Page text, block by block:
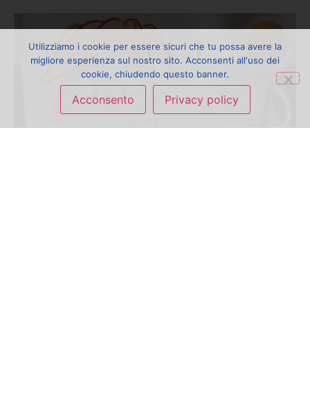
Utilizziamo i cookie per essere sicuri che tu possa avere la
migliore esperienza sul nostro sito. Acconsenti all'uso dei
cookie, chiudendo questo banner.
Acconsento Privacy policy